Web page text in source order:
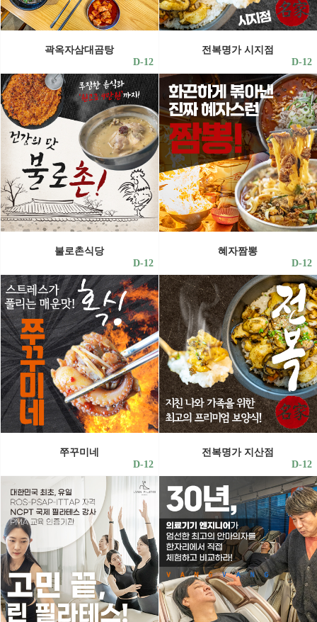
곽옥자삼대곰탕
D-12
전복명가 시지점
D-12
불로촌식당
D-12
혜자짬뽕
D-12
쭈꾸미네
D-12
전복명가 지산점
D-12